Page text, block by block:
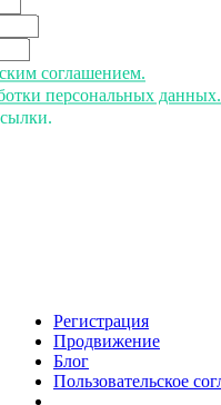
соглашением.
персональных данных.
Регистрация
Продвижение
Блог
Пользовательское